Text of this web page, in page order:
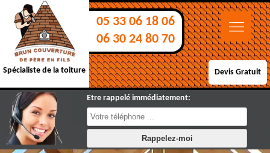
Spécialiste de la toiture
05 33 06 18 06
06 30 24 80 70
Devis Gratuit
Etre rappelé immédiatement: